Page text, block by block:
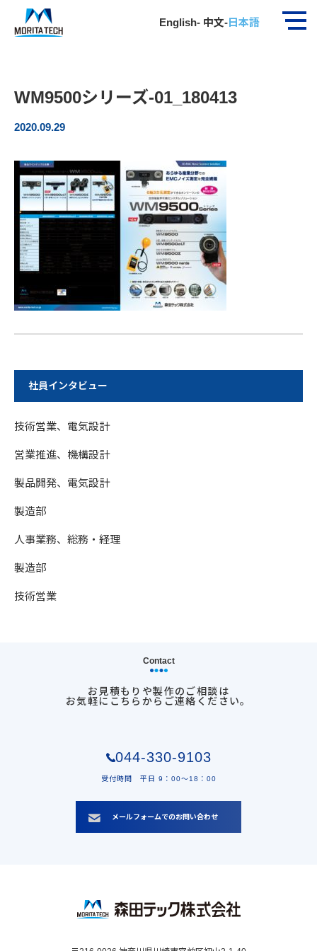
English- 中文-日本語
ホーム WM9500シリーズ-01_180413…
WM9500シリーズ-01_180413
2020.09.29
社員インタビュー
技術営業、電気設計
営業推進、機構設計
製品開発、電気設計
製造部
人事業務、総務・経理
製造部
技術営業
Contact
お見積もりや製作のご相談は
お気軽にこちらからご連絡ください。
044-330-9103
受付時間 平日 9：00〜18：00
メールフォームでのお問い合わせ